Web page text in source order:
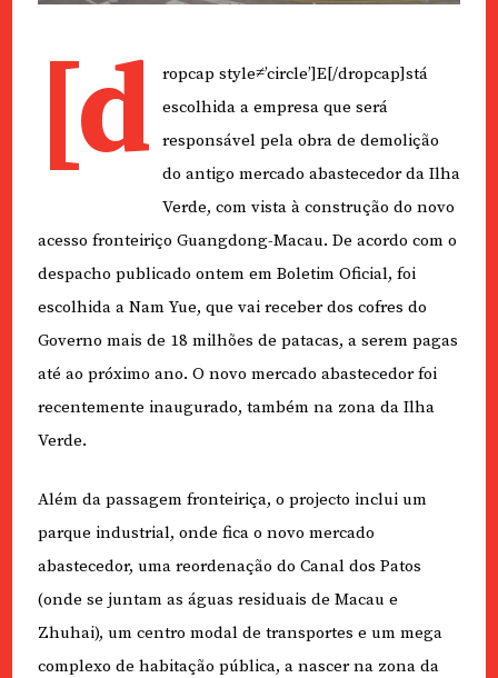
[d
ropcap style≠’circle’]E[/dropcap]stá
escolhida a empresa que será
responsável pela obra de demolição
do antigo mercado abastecedor da Ilha
Verde, com vista à construção do novo
acesso fronteiriço Guangdong-Macau. De acordo com o
despacho publicado ontem em Boletim Oficial, foi
escolhida a Nam Yue, que vai receber dos cofres do
Governo mais de 18 milhões de patacas, a serem pagas
até ao próximo ano. O novo mercado abastecedor foi
recentemente inaugurado, também na zona da Ilha
Verde.
Além da passagem fronteiriça, o projecto inclui um
parque industrial, onde fica o novo mercado
abastecedor, uma reordenação do Canal dos Patos
(onde se juntam as águas residuais de Macau e
Zhuhai), um centro modal de transportes e um mega
complexo de habitação pública, a nascer na zona da